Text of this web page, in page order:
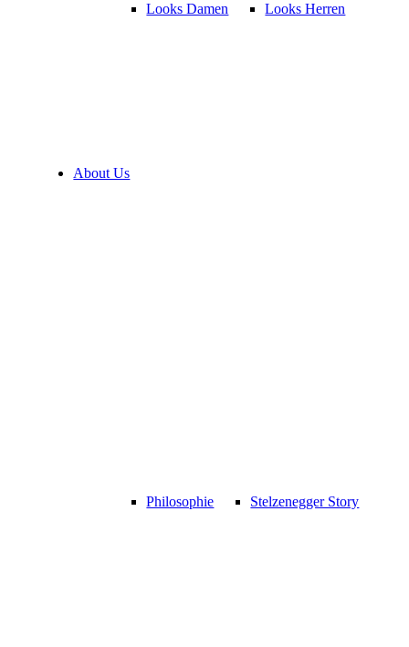
Looks Damen Looks Herren
About Us
Philosophie Stelzenegger Story